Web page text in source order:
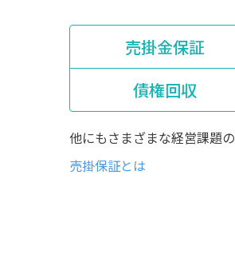
売掛金保証
債権回収
他にもさまざまな経営課題の
売掛保証とは